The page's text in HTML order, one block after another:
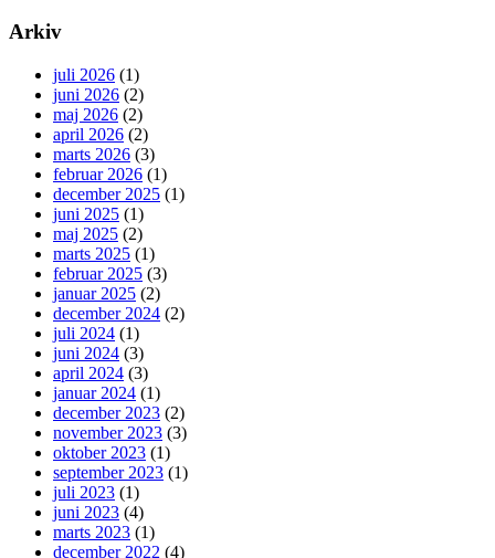
Arkiv
juli 2026 (1)
juni 2026 (2)
maj 2026 (2)
april 2026 (2)
marts 2026 (3)
februar 2026 (1)
december 2025 (1)
juni 2025 (1)
maj 2025 (2)
marts 2025 (1)
februar 2025 (3)
januar 2025 (2)
december 2024 (2)
juli 2024 (1)
juni 2024 (3)
april 2024 (3)
januar 2024 (1)
december 2023 (2)
november 2023 (3)
oktober 2023 (1)
september 2023 (1)
juli 2023 (1)
juni 2023 (4)
marts 2023 (1)
december 2022 (4)